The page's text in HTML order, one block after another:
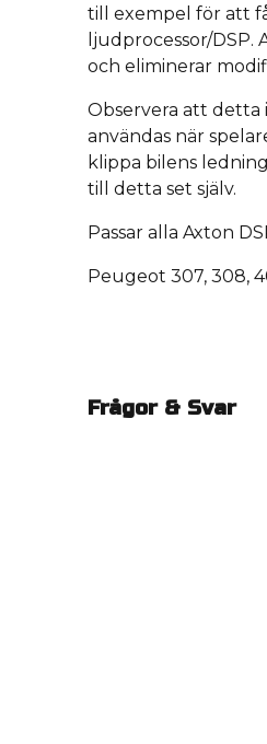
till exempel för att
ljudprocessor/
och eliminerar
Observera att detta
användas när
klippa bilens
till detta set själv.
Passar alla Axton
Peugeot 307, 308,
Frågor & Svar